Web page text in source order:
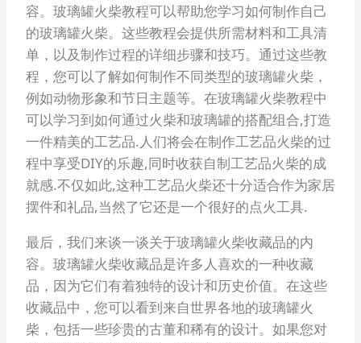
容。玻璃罐火柴教程可以帮助您学习如何制作自己
的玻璃罐火柴。这些教程会提供所需材料和工具清
单，以及制作过程的详细步骤和技巧。通过这些教
程，您可以了解如何制作不同类型的玻璃罐火柴，
例如动物形象和节日主题等。在玻璃罐火柴教程中
可以学习到如何通过火柴和玻璃罐的搭配组合,打造
一件精美的工艺品.人们将会在制作工艺品火柴的过
程中享受DIY的乐趣,同时收获自制工艺品火柴的成
就感.不仅如此,这种工艺品火柴还十分适合作为家居
摆件和礼品,当然了它还是一个很好的点火工具.
最后，我们来谈一谈关于玻璃罐火柴收藏品的内
容。玻璃罐火柴收藏品是许多人喜欢的一种收藏
品，因为它们有着独特的设计和历史价值。在这些
收藏品中，您可以看到来自世界各地的玻璃罐火
柴，包括一些珍贵的古董和稀有的设计。如果您对